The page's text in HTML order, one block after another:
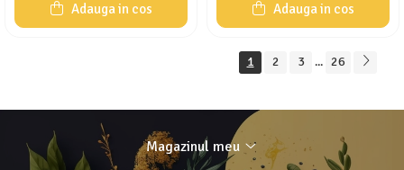
Adauga in cos Adauga in cos
1 2 3 ... 26
Magazinul meu